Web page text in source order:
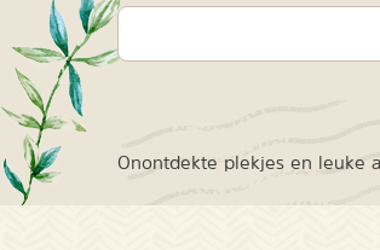
Onontdekte plekjes en leuke